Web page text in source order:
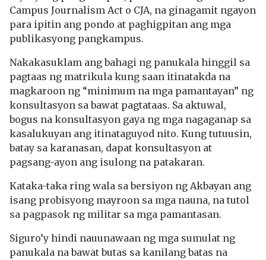
Campus Journalism Act o CJA, na ginagamit ngayon
para ipitin ang pondo at paghigpitan ang mga
publikasyong pangkampus.
Nakakasuklam ang bahagi ng panukala hinggil sa
pagtaas ng matrikula kung saan itinatakda na
magkaroon ng “minimum na mga pamantayan” ng
konsultasyon sa bawat pagtataas. Sa aktuwal,
bogus na konsultasyon gaya ng mga nagaganap sa
kasalukuyan ang itinataguyod nito. Kung tutuusin,
batay sa karanasan, dapat konsultasyon at
pagsang-ayon ang isulong na patakaran.
Kataka-taka ring wala sa bersiyon ng Akbayan ang
isang probisyong mayroon sa mga nauna, na tutol
sa pagpasok ng militar sa mga pamantasan.
Siguro’y hindi nauunawaan ng mga sumulat ng
panukala na bawat butas sa kanilang batas na